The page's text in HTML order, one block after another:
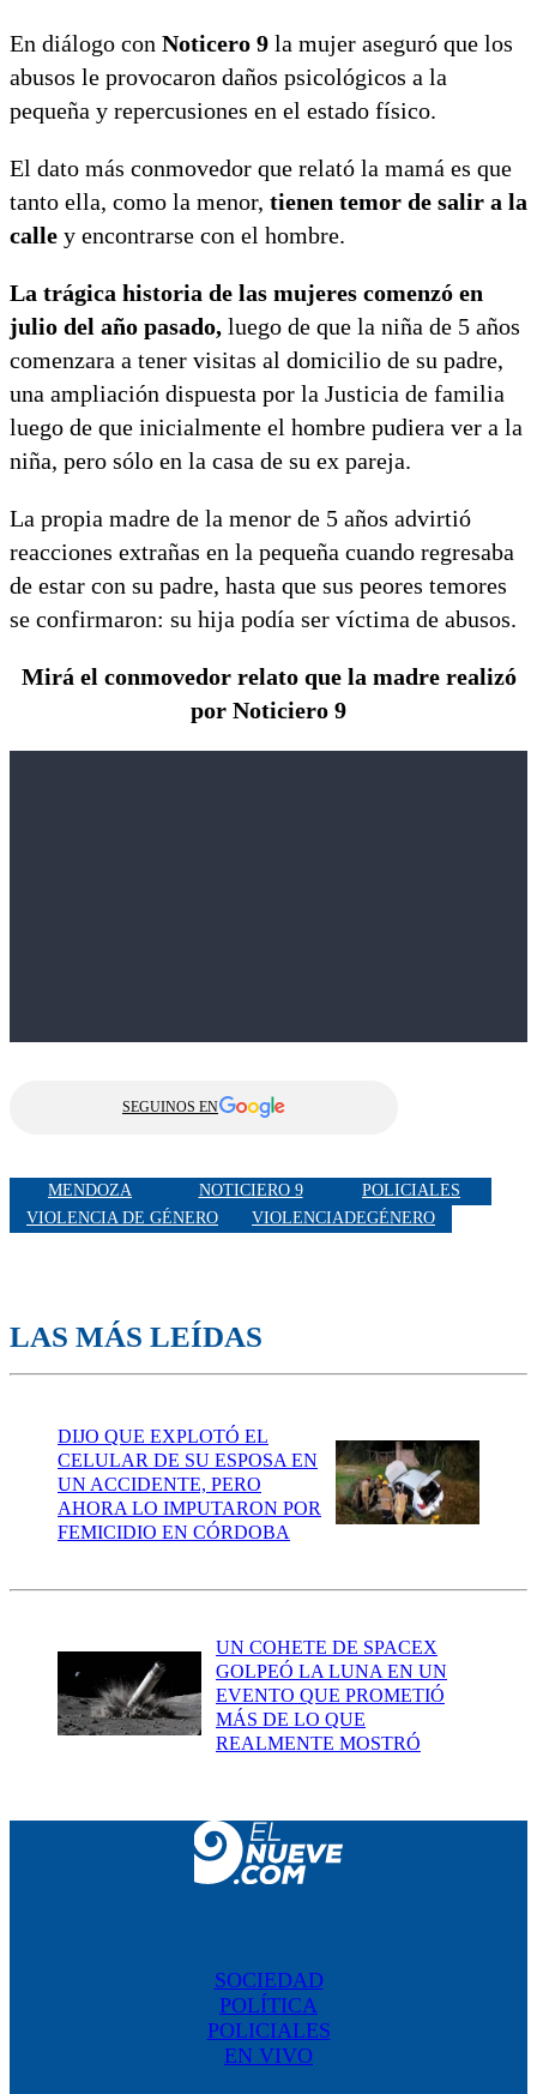
En diálogo con Noticero 9 la mujer aseguró que los
abusos le provocaron daños psicológicos a la
pequeña y repercusiones en el estado físico.
El dato más conmovedor que relató la mamá es que
tanto ella, como la menor, tienen temor de salir a la
calle y encontrarse con el hombre.
La trágica historia de las mujeres comenzó en
julio del año pasado, luego de que la niña de 5 años
comenzara a tener visitas al domicilio de su padre,
una ampliación dispuesta por la Justicia de familia
luego de que inicialmente el hombre pudiera ver a la
niña, pero sólo en la casa de su ex pareja.
La propia madre de la menor de 5 años advirtió
reacciones extrañas en la pequeña cuando regresaba
de estar con su padre, hasta que sus peores temores
se confirmaron: su hija podía ser víctima de abusos.
Mirá el conmovedor relato que la madre realizó
por Noticiero 9
SEGUINOS EN
MENDOZA NOTICIERO 9
POLICIALES
VIOLENCIA DE GÉNERO
VIOLENCIADEGÉNERO
LAS MÁS LEÍDAS
DIJO QUE EXPLOTÓ EL
CELULAR DE SU ESPOSA EN
UN ACCIDENTE, PERO
AHORA LO IMPUTARON POR
FEMICIDIO EN CÓRDOBA
UN COHETE DE SPACEX
GOLPEÓ LA LUNA EN UN
EVENTO QUE PROMETIÓ
MÁS DE LO QUE
REALMENTE MOSTRÓ
SOCIEDAD
POLÍTICA
POLICIALES
EN VIVO